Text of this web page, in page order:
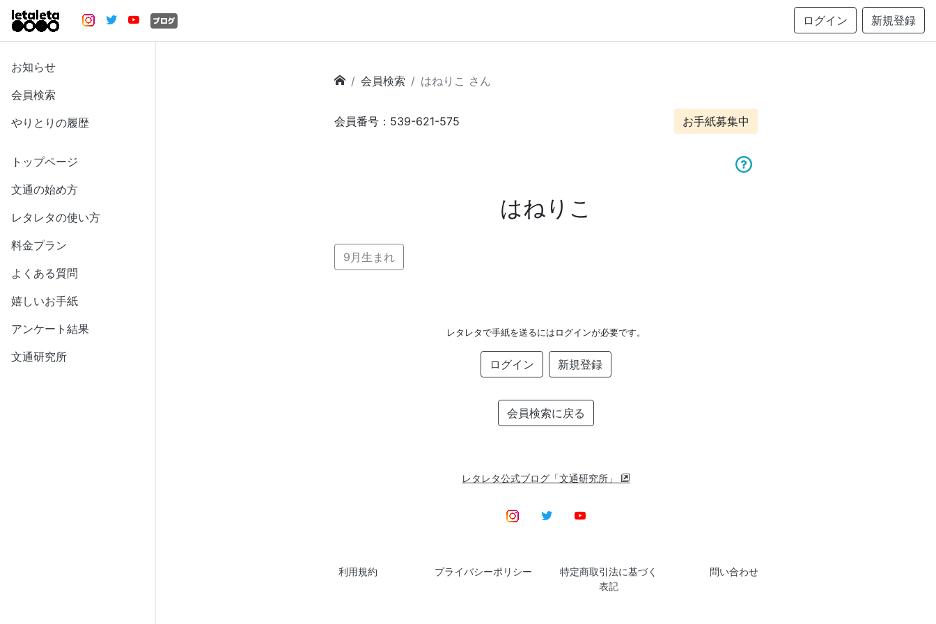
ログイン 新規登録
お知らせ
会員検索
やりとりの履歴
トップページ
文通の始め方
レタレタの使い方
料金プラン
よくある質問
嬉しいお手紙
アンケート結果
文通研究所
会員検索 はねりこ さん
会員番号：539-621-575 お手紙募集中
はねりこ
9月生まれ
レタレタで手紙を送るにはログインが必要です。
ログイン 新規登録
会員検索に戻る
レタレタ公式ブログ「文通研究所」
利用規約 プライバシーポリシー
特定商取引法に基づく
表記
問い合わせ